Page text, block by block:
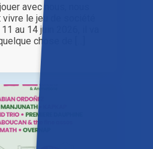
avec nous, nous
le jeu de société
au 14 juin 2026, il va
chose de [...]